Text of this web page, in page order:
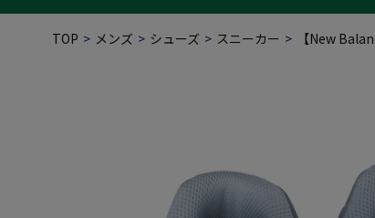
TOP メンズ シューズ スニーカー 【New